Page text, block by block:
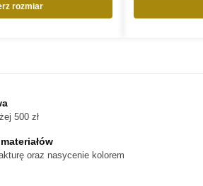
rozmiar
wybrać
stronie
produktu
500 zł
oraz nasycenie kolorem